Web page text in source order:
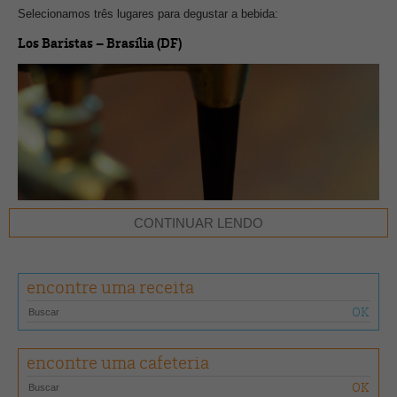
Selecionamos três lugares para degustar a bebida:
Los Baristas – Brasília (DF)
CONTINUAR LENDO
encontre uma receita
encontre uma cafeteria